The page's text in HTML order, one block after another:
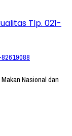
Nasional dan